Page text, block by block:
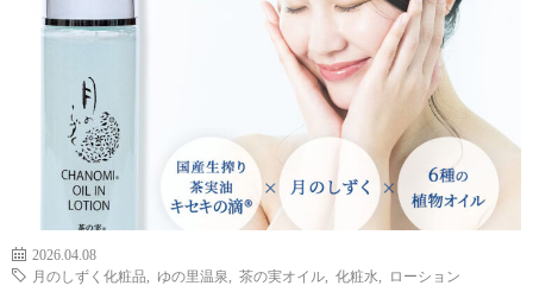
2026.04.08
月のしずく化粧品
ゆの里温泉 茶の実オイル 化粧水 ローション